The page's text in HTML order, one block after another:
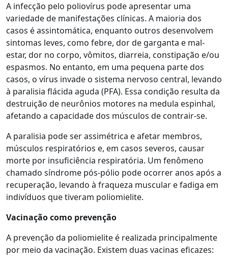
A infecção pelo poliovírus pode apresentar uma
variedade de manifestações clínicas. A maioria dos
casos é assintomática, enquanto outros desenvolvem
sintomas leves, como febre, dor de garganta e mal-
estar, dor no corpo, vômitos, diarreia, constipação e/ou
espasmos. No entanto, em uma pequena parte dos
casos, o vírus invade o sistema nervoso central, levando
à paralisia flácida aguda (PFA). Essa condição resulta da
destruição de neurônios motores na medula espinhal,
afetando a capacidade dos músculos de contrair-se.
A paralisia pode ser assimétrica e afetar membros,
músculos respiratórios e, em casos severos, causar
morte por insuficiência respiratória. Um fenômeno
chamado síndrome pós-pólio pode ocorrer anos após a
recuperação, levando à fraqueza muscular e fadiga em
indivíduos que tiveram poliomielite.
Vacinação como prevenção
A prevenção da poliomielite é realizada principalmente
por meio da vacinação. Existem duas vacinas eficazes: